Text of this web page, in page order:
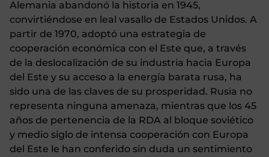
Alemania abandonó la historia en 1945,
convirtiéndose en leal vasallo de Estados Unidos. A
partir de 1970, adoptó una estrategia de
cooperación económica con el Este que, a través
de la deslocalización de su industria hacia Europa
del Este y su acceso a la energía barata rusa, ha
sido una de las claves de su prosperidad. Rusia no
representa ninguna amenaza, mientras que los 45
años de pertenencia de la RDA al bloque soviético
y medio siglo de intensa cooperación con Europa
del Este le han conferido sin duda un sentimiento